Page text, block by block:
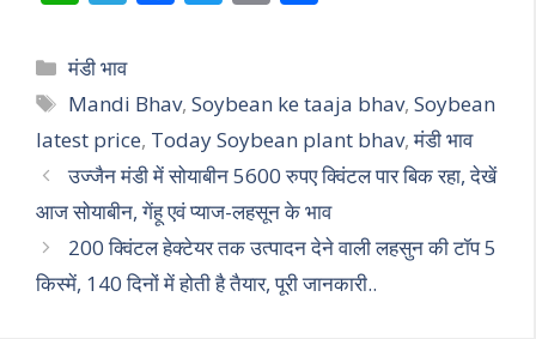
h
at
s
A
p
p
el
e
gr
a
m
ac
b
o
o
k
w
er
m
l e
Categories
मंडी भाव
Tags
Mandi Bhav,Soybean ke taaja bhav,Soybean
latest price, Today Soybean plant bhav,मंडी भाव
उज्जैन मंडी में सोयाबीन 5600 रुपए क्विंटल पार बिक रहा, देखें
आज सोयाबीन, गेंहू एवं प्याज-लहसून के भाव
200 क्विंटल हेक्टेयर तक उत्पादन देने वाली लहसुन की टॉप 5
किस्में, 140 दिनों में होती है तैयार, पूरी जानकारी..